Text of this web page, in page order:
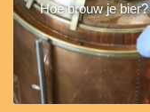
Hoe brouw je bier?